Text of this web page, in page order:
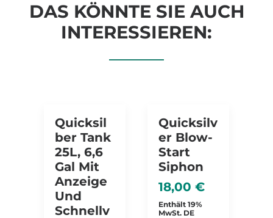
DAS KÖNNTE SIE AUCH
INTERESSIEREN:
Quicksil
Ber Tank
25L, 6,6
Gal Mit
Anzeige
Und
Schnellv
Quicksilv
Er Blow-
Start
Siphon
18,00 €
Enthält 19%
MwSt. DE